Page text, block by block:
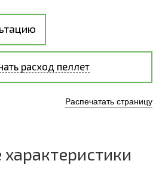
расход пеллет
Распечатать страницу
характеристики